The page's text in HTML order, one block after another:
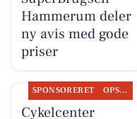
Hammerum deler
ny avis med gode
priser
SPONSORERET OPSLAGSTAVLEN
Cykelcenter